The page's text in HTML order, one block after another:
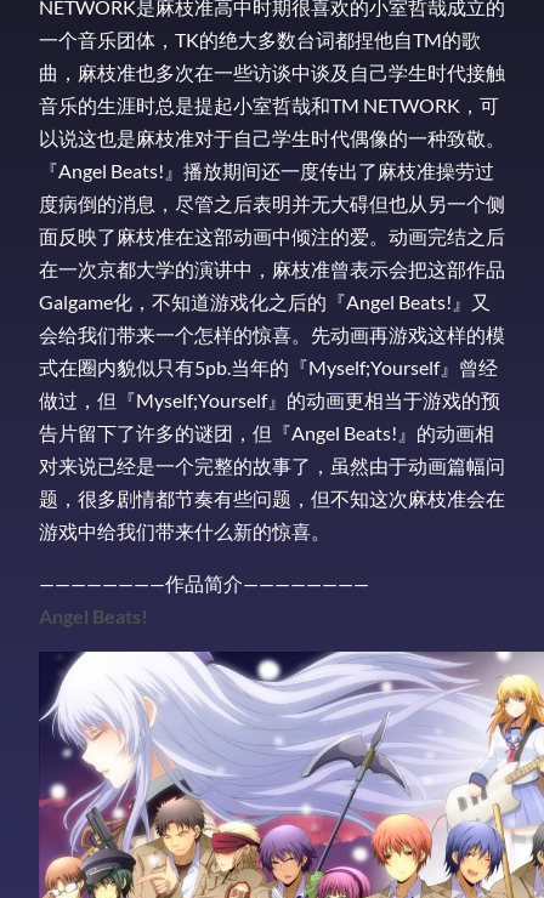
NETWORK是麻枝准高中时期很喜欢的小室哲哉成立的
一个音乐团体，TK的绝大多数台词都捏他自TM的歌
曲，麻枝准也多次在一些访谈中谈及自己学生时代接触
音乐的生涯时总是提起小室哲哉和TM NETWORK，可
以说这也是麻枝准对于自己学生时代偶像的一种致敬。
『Angel Beats!』播放期间还一度传出了麻枝准操劳过
度病倒的消息，尽管之后表明并无大碍但也从另一个侧
面反映了麻枝准在这部动画中倾注的爱。动画完结之后
在一次京都大学的演讲中，麻枝准曾表示会把这部作品
Galgame化，不知道游戏化之后的『Angel Beats!』又
会给我们带来一个怎样的惊喜。先动画再游戏这样的模
式在圈内貌似只有5pb.当年的『Myself;Yourself』曾经
做过，但『Myself;Yourself』的动画更相当于游戏的预
告片留下了许多的谜团，但『Angel Beats!』的动画相
对来说已经是一个完整的故事了，虽然由于动画篇幅问
题，很多剧情都节奏有些问题，但不知这次麻枝准会在
游戏中给我们带来什么新的惊喜。
————————作品简介————————
Angel Beats!